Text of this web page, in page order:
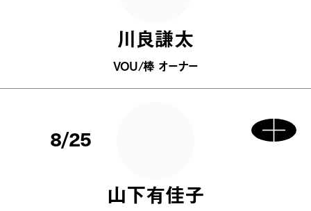
川良謙太
VOU/棒 オーナー
8/25
山下有佳子